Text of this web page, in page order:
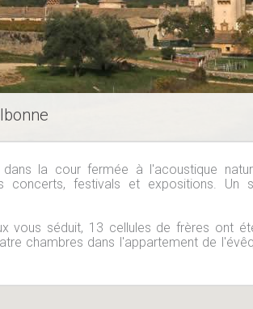
la cour fermée à l'acoustique
concerts, festivals et expositions. Un
vous séduit, 13 cellules de frères ont
chambres dans l'appartement de